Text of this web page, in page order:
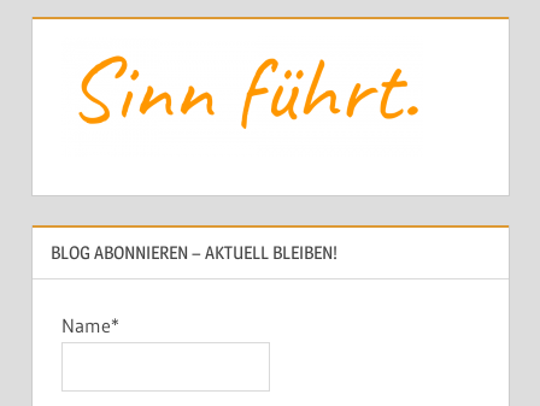
BLOG ABONNIEREN – AKTUELL BLEIBEN!
Name*